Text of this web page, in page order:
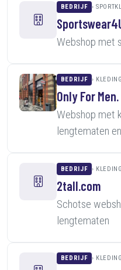
BEDRIJF
Webshop met
BEDRIJF
Only For Men.
Webshop met
lengtematen
BEDRIJF
2tall.com
Schotse
lengtematen
BEDRIJF